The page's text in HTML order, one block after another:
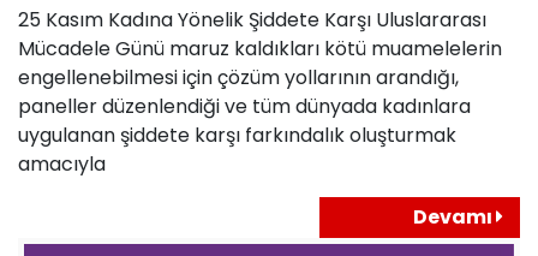
25 Kasım Kadına Yönelik Şiddete Karşı Uluslararası
Mücadele Günü maruz kaldıkları kötü muamelelerin
engellenebilmesi için çözüm yollarının arandığı,
paneller düzenlendiği ve tüm dünyada kadınlara
uygulanan şiddete karşı farkındalık oluşturmak
amacıyla
Devamı